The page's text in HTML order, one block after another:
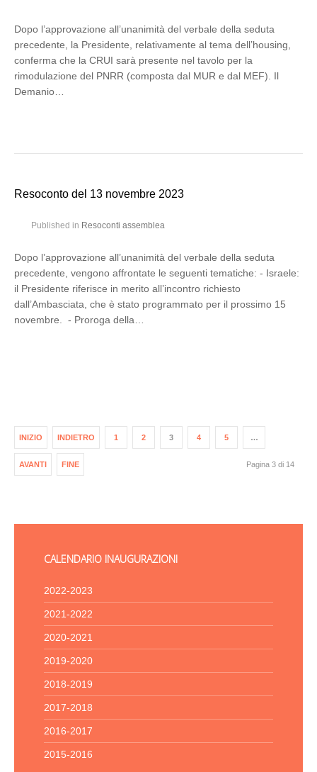
Dopo l’approvazione all’unanimità del verbale della seduta
precedente, la Presidente, relativamente al tema dell’housing,
conferma che la CRUI sarà presente nel tavolo per la
rimodulazione del PNRR (composta dal MUR e dal MEF). Il
Demanio…
Resoconto del 13 novembre 2023
Published in Resoconti assemblea
Dopo l’approvazione all’unanimità del verbale della seduta
precedente, vengono affrontate le seguenti tematiche: - Israele:
il Presidente riferisce in merito all’incontro richiesto
dall’Ambasciata, che è stato programmato per il prossimo 15
novembre. - Proroga della…
INIZIO INDIETRO 1 2 3 4 5 …
AVANTI FINE Pagina 3 di 14
CALENDARIO INAUGURAZIONI
2022-2023
2021-2022
2020-2021
2019-2020
2018-2019
2017-2018
2016-2017
2015-2016